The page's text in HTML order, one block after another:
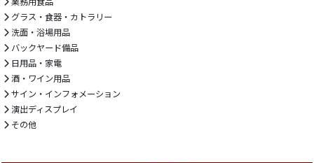
グラス・食器・カトラリー
洗面・浴場用品
バックヤード備品
日用品・家電
酒・ワイン用品
サイン・インフォメーション
演出ディスプレイ
その他